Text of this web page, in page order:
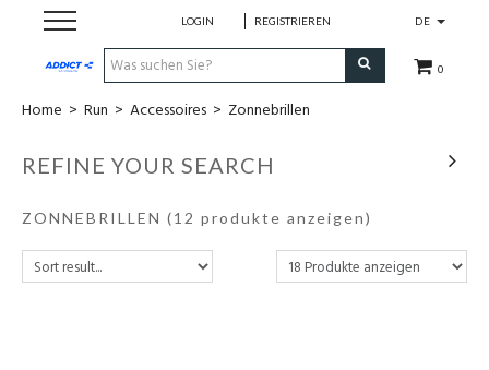
DE
0
LOGIN REGISTRIEREN
Cadeaubon
Loopschoenen
Home > Run > Accessoires > Zonnebrillen
REFINE YOUR SEARCH
ZONNEBRILLEN (12 produkte anzeigen)